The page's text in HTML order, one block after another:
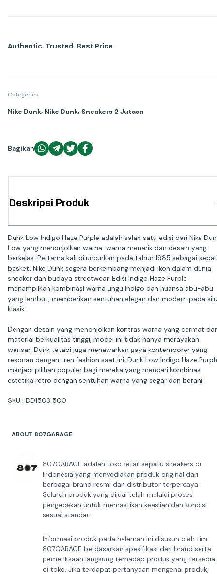
Authentic. Trusted. Best Price.
Categories
Nike Dunk Nike Dunk Sneakers 2 Jutaan
Bagikan
Deskripsi Produk
Dunk Low Indigo Haze Purple adalah salah satu edisi dari Nike
Low yang menonjolkan warna-warna menarik dan desain yang
berkelas. Pertama kali diluncurkan pada tahun 1985 sebagai
basket, Nike Dunk segera berkembang menjadi ikon dalam dunia
sneaker dan budaya streetwear. Edisi Indigo Haze Purple
menampilkan kombinasi warna ungu indigo dan nuansa abu-abu
yang lembut, memberikan sentuhan elegan dan modern pada
klasik.
Dengan desain yang menonjolkan kontras warna yang cermat
material berkualitas tinggi, model ini tidak hanya merayakan
warisan Dunk tetapi juga menawarkan gaya kontemporer yang
resonan dengan tren fashion saat ini. Dunk Low Indigo Haze
menjadi pilihan populer bagi mereka yang mencari kombinasi
estetika retro dengan sentuhan warna yang segar dan berani.
SKU : DD1503 500
ABOUT 807GARAGE
807GARAGE adalah toko retail sepatu sneakers di
Indonesia yang menyediakan produk original dari
berbagai brand resmi dan distributor terpercaya.
Seluruh produk yang dijual telah melalui proses
pengecekan untuk memastikan keaslian dan kondisi
sesuai standar.
Informasi produk pada halaman ini disusun oleh tim
807GARAGE berdasarkan spesifikasi dari brand serta
pemeriksaan langsung terhadap produk yang tersedia
di toko. Jika terdapat pertanyaan mengenai produk,